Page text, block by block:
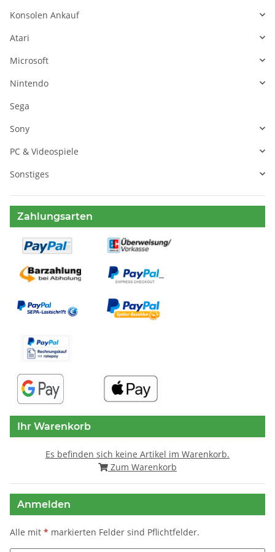
Konsolen Ankauf
Atari
Microsoft
Nintendo
Sega
Sony
PC & Videospiele
Sonstiges
Zahlungsarten
Ihr Warenkorb
Es befinden sich keine Artikel im Warenkorb.
Zum Warenkorb
Anmelden
Alle mit * markierten Felder sind Pflichtfelder.